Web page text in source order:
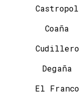
Castropol
Coaña
Cudillero
Degaña
El Franco